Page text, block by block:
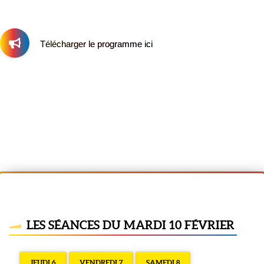
Télécharger le programme ici
LES SÉANCES DU MARDI 10 FÉVRIER